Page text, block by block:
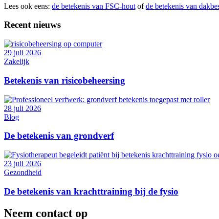
Lees ook eens: de betekenis van FSC-hout ofde betekenis van
Recent nieuws
29 juli 2026
Zakelijk
Betekenis van risicobeheersing
28 juli 2026
Blog
De betekenis van grondverf
23 juli 2026
Gezondheid
De betekenis van krachttraining bij de fysio
Neem contact op